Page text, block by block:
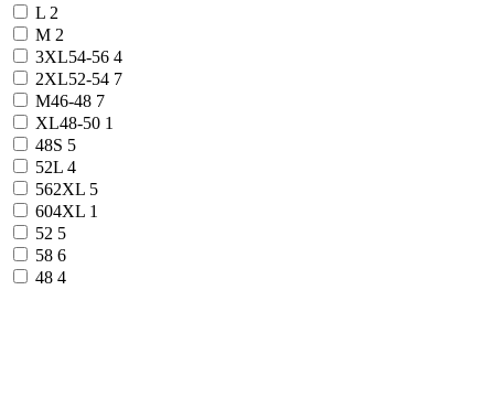
L 2
M 2
3XL54-56 4
2XL52-54 7
M46-48 7
XL48-50 1
48S 5
52L 4
562XL 5
604XL 1
52 5
58 6
48 4